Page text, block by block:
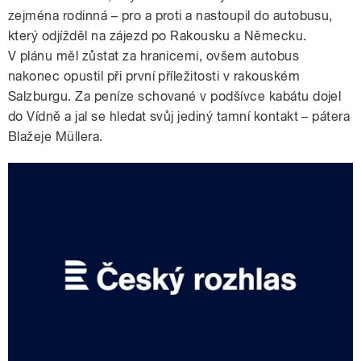
zejména rodinná – pro a proti a nastoupil do autobusu,
který odjížděl na zájezd po Rakousku a Německu.
V plánu měl zůstat za hranicemi, ovšem autobus
nakonec opustil při první příležitosti v rakouském
Salzburgu. Za peníze schované v podšívce kabátu dojel
do Vídně a jal se hledat svůj jediný tamní kontakt– pátera
Blažeje Müllera.